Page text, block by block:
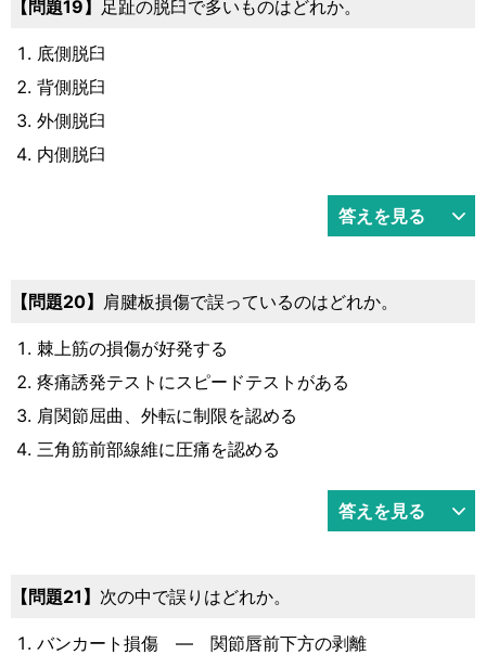
19 足趾の脱臼で多いものはどれか。
底側脱臼
背側脱臼
外側脱臼
内側脱臼
答えを見る
20 肩腱板損傷で誤っているのはどれか。
棘上筋の損傷が好発する
疼痛誘発テストにスピードテストがある
肩関節屈曲、外転に制限を認める
三角筋前部線維に圧痛を認める
答えを見る
21 次の中で誤りはどれか。
バンカート損傷 ― 関節唇前下方の剥離